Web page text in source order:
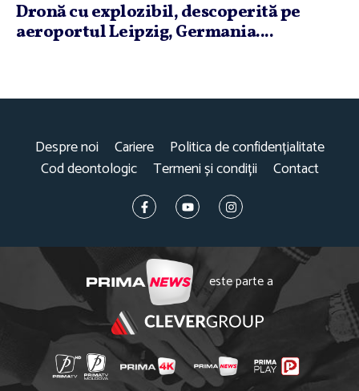
Dronă cu explozibil, descoperită pe
aeroportul Leipzig, Germania....
Despre noi Cariere
Politica de confidențialitate
Cod deontologic
Termeni și condiții Contact
este parte a